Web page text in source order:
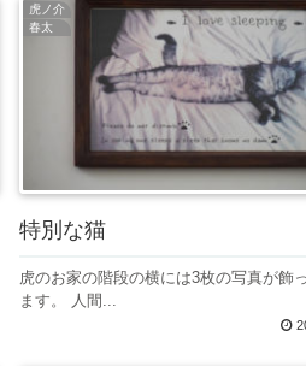
虎ノ介
春太
特別な猫
虎のお家の階段の横には3枚の写真が飾
ます。 人間...